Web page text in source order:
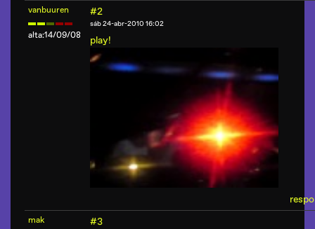
vanbuuren
alta:14/09/08
#2
sáb 24-abr-2010 16:02
play!
mak #3